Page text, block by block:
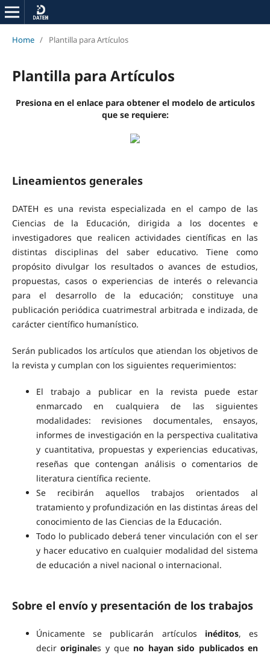
Home / Plantilla para Artículos
Plantilla para Artículos
Presiona en el enlace para obtener el modelo de articulos
que se requiere:
Lineamientos generales
DATEH es una revista especializada en el campo de las
Ciencias de la Educación, dirigida a los docentes e
investigadores que realicen actividades científicas en las
distintas disciplinas del saber educativo. Tiene como
propósito divulgar los resultados o avances de estudios,
propuestas, casos o experiencias de interés o relevancia
para el desarrollo de la educación; constituye una
publicación periódica cuatrimestral arbitrada e indizada, de
carácter científico humanístico.
Serán publicados los artículos que atiendan los objetivos de
la revista y cumplan con los siguientes requerimientos:
El trabajo a publicar en la revista puede estar
enmarcado en cualquiera de las siguientes
modalidades: revisiones documentales, ensayos,
informes de investigación en la perspectiva cualitativa
y cuantitativa, propuestas y experiencias educativas,
reseñas que contengan análisis o comentarios de
literatura científica reciente.
Se recibirán aquellos trabajos orientados al
tratamiento y profundización en las distintas áreas del
conocimiento de las Ciencias de la Educación.
Todo lo publicado deberá tener vinculación con el ser
y hacer educativo en cualquier modalidad del sistema
de educación a nivel nacional o internacional.
Sobre el envío y presentación de los trabajos
Únicamente se publicarán artículos inéditos, es
deciroriginales y que no hayan sido publicados en